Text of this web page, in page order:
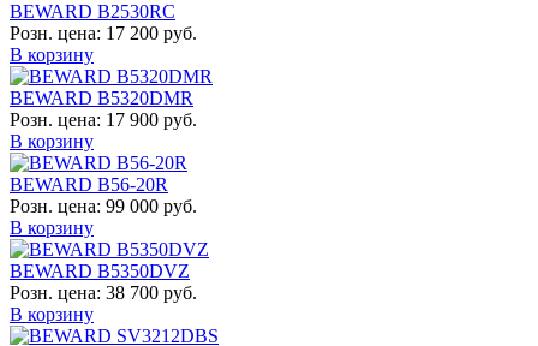
BEWARD B2530RC
Розн. цена: 17 200 руб.
В корзину
BEWARD B5320DMR
Розн. цена: 17 900 руб.
В корзину
BEWARD B56-20R
Розн. цена: 99 000 руб.
В корзину
BEWARD B5350DVZ
Розн. цена: 38 700 руб.
В корзину